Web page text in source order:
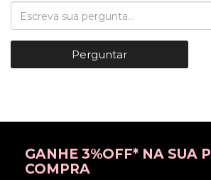
Perguntar
GANHE 3%OFF* NA SUA
COMPRA